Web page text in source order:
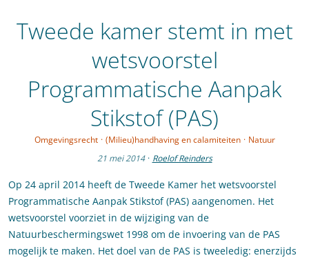
Tweede kamer stemt in met
wetsvoorstel
Programmatische Aanpak
Stikstof (PAS)
Omgevingsrecht · (Milieu)handhaving en calamiteiten · Natuur
21 mei 2014 · Roelof Reinders
Op 24 april 2014 heeft de Tweede Kamer het wetsvoorstel
Programmatische Aanpak Stikstof (PAS) aangenomen. Het
wetsvoorstel voorziet in de wijziging van de
Natuurbeschermingswet 1998 om de invoering van de PAS
mogelijk te maken. Het doel van de PAS is tweeledig: enerzijds